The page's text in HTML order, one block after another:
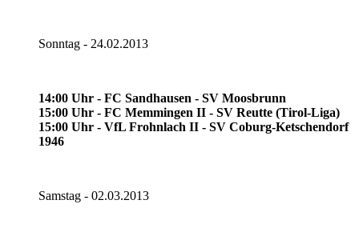
Sonntag - 24.02.2013
14:00 Uhr - FC Sandhausen - SV Moosbrunn
15:00 Uhr - FC Memmingen II - SV Reutte (Tirol-Liga)
15:00 Uhr - VfL Frohnlach II - SV Coburg-Ketschendorf
1946
Samstag - 02.03.2013